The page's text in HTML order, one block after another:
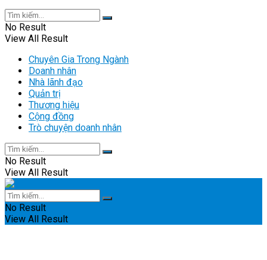
No Result
View All Result
Chuyên Gia Trong Ngành
Doanh nhân
Nhà lãnh đạo
Quản trị
Thương hiệu
Cộng đồng
Trò chuyện doanh nhân
No Result
View All Result
No Result
View All Result